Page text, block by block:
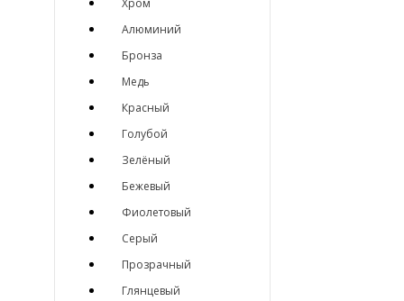
Хром
Алюминий
Бронза
Медь
Красный
Голубой
Зелёный
Бежевый
Фиолетовый
Серый
Прозрачный
Глянцевый